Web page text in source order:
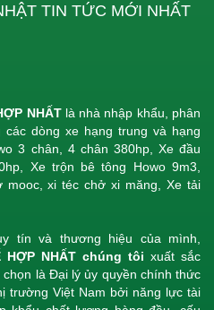
TIN TỨC MỚI NHẤT
NHẤT là nhà nhập khẩu, phân
dòng xe hạng trung và hạng
3 chân, 4 chân 380hp, Xe đầu
Xe trộn bê tông Howo 9m3,
mooc, xi téc chở xi măng, Xe tải
tín và thương hiệu của mình,
HỢP NHẤT chúng tôi xuất sắc
là Đại lý ủy quyền chính thức
trường Việt Nam bởi năng lực tài